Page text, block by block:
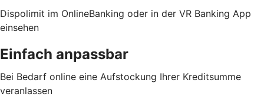
Dispolimit im OnlineBanking oder in der VR Banking App
einsehen
Einfach anpassbar
Bei Bedarf online eine Aufstockung Ihrer Kreditsumme
veranlassen